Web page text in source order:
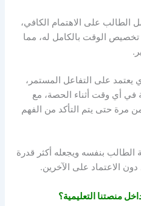
على الاهتمام الكافي،
تخصيص الوقت بالكامل له، مما
على التفاعل المستمر،
أي وقت أثناء الحصة، مع
مرة حتى يتم التأكد من الفهم
الطالب بنفسه ويجعله أكثر قدرة
الاعتماد على الآخرين.
منصتنا التعليمية؟